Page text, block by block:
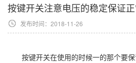
按键开关注意电压的稳定保证
发布时间：2018-11-26
按键开关在使用的时候一的那个要保